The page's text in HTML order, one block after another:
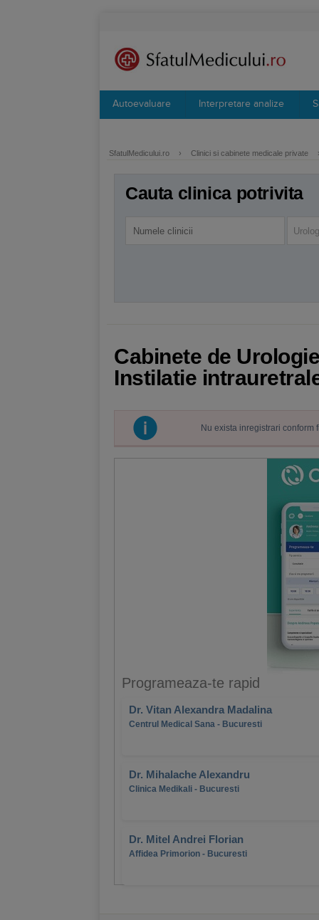
Autoevaluare Interpretare analize
SfatulMedicului.ro › Clinici si cabinete medicale private
Cauta clinica potrivita
Cabinete de
Instilatie
Nu exista inregistrari
Programeaza-te rapid
Dr. Vitan Alexandra Madalina
Centrul Medical Sana - Bucuresti
Dr. Mihalache Alexandru
Clinica Medikali - Bucuresti
Dr. Mitel Andrei Florian
Affidea Primorion - Bucuresti